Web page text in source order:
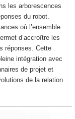
les arborescences
du robot.
où l’ensemble
d’accroître les
réponses. Cette
intégration avec
de projet et
de la relation